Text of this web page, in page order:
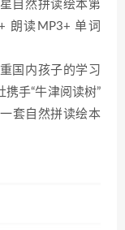
自然拼读绘本第
朗读MP3+ 单词
国内孩子的学习
手“牛津阅读树”
套自然拼读绘本